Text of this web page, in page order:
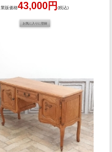
業販価格43,000円(税込)